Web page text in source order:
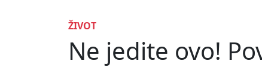
ŽIVOT
Ne jedite ovo!